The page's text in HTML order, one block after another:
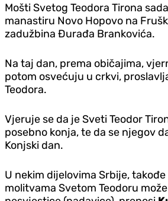
Mošti Svetog Teodora Tirona
manastiru Novo Hopovo na
zadužbina Đurađa Brankovića.
Na taj dan, prema običajima,
potom osvećuju u crkvi,
Teodora.
Vjeruje se da je Sveti Teodor
posebno konja, te da se njegov
Konjski dan.
U nekim dijelovima Srbije,
molitvama Svetom Teodoru